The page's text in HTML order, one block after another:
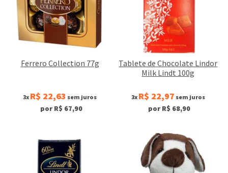
Ferrero Collection 77g
3x R$ 22,63 sem juros
por R$ 67,90
Tablete de Chocolate Lindor
Milk Lindt 100g
3x R$ 22,97 sem juros
por R$ 68,90